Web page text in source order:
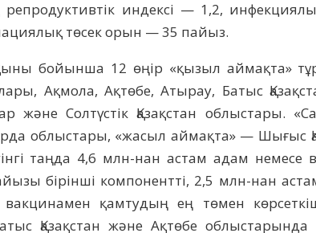
репродуктивтік индексі — 1,2,
төсек орын — 35 пайыз.
бойынша 12 өңір «қызыл аймақта»
Ақмола, Ақтөбе, Атырау, Батыс
және Солтүстік Қазақстан облыстары.
облыстары, «жасыл аймақта» — Шығыс
таңда 4,6 млн-нан астам адам немесе
бірінші компонентті, 2,5 млн-нан
қамтудың ең төмен
Қазақстан және Ақтөбе